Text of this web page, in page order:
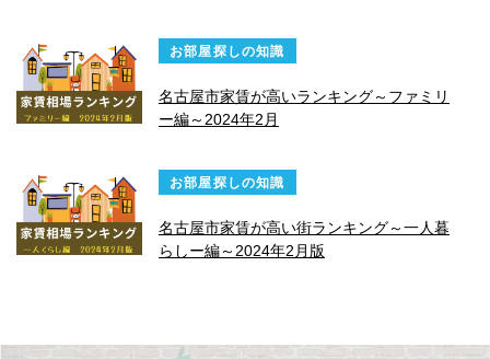
お部屋探しの知識
名古屋市家賃が高いランキング～ファミリ
ー編～2024年2月
お部屋探しの知識
名古屋市家賃が高い街ランキング～一人暮
らしー編～2024年2月版